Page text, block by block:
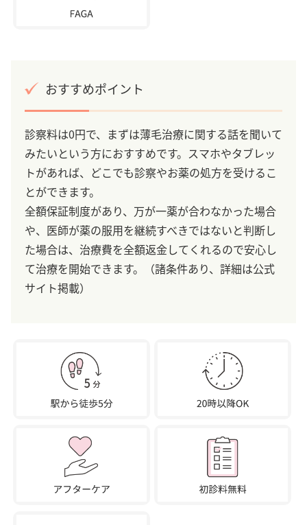
おすすめポイント
診察料は0円で、まずは薄毛治療に関する話を聞いて
みたいという方におすすめです。スマホやタブレッ
トがあれば、どこでも診察やお薬の処方を受けるこ
とができます。
全額保証制度があり、万が一薬が合わなかった場合
や、医師が薬の服用を継続すべきではないと判断し
た場合は、治療費を全額返金してくれるので安心し
て治療を開始できます。（諸条件あり、詳細は公式
サイト掲載）